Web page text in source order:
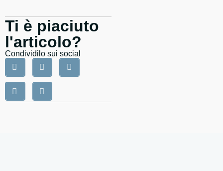
Ti è piaciuto
l'articolo?
Condividilo sui social